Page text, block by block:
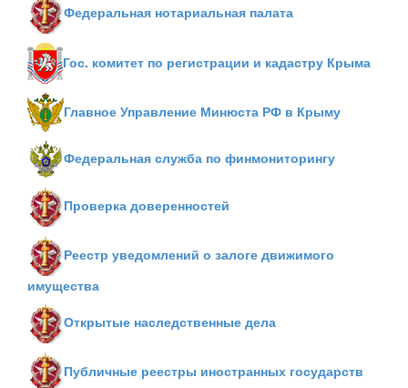
Федеральная нотариальная палата
Гос. комитет по регистрации и кадастру Крыма
Главное Управление Минюста РФ в Крыму
Федеральная служба по финмониторингу
Проверка доверенностей
Реестр уведомлений о залоге движимого
имущества
Открытые наследственные дела
Публичные реестры иностранных государств